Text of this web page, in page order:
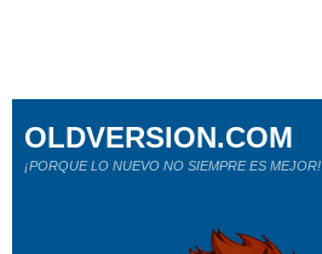
OLDVERSION.COM
¡PORQUE LO NUEVO NO SIEMPRE ES MEJOR!